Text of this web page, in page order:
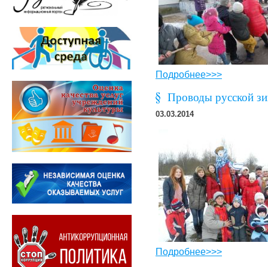
Подробнее>>>
Проводы русской
03.03.2014
Подробнее>>>